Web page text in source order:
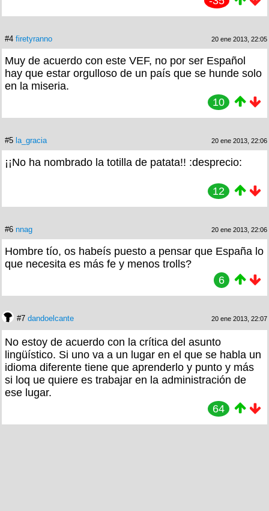
#4 firetyranno 20 ene 2013, 22:05
Muy de acuerdo con este VEF, no por ser Español
hay que estar orgulloso de un país que se hunde solo
en la miseria.
10
#5 la_gracia 20 ene 2013, 22:06
¡¡No ha nombrado la totilla de patata!! :desprecio:
12
#6 nnag 20 ene 2013, 22:06
Hombre tío, os habeís puesto a pensar que España lo
que necesita es más fe y menos trolls?
6
#7 dandoelcante 20 ene 2013, 22:07
No estoy de acuerdo con la crítica del asunto
lingüístico. Si uno va a un lugar en el que se habla un
idioma diferente tiene que aprenderlo y punto y más
si loq ue quiere es trabajar en la administración de
ese lugar.
64